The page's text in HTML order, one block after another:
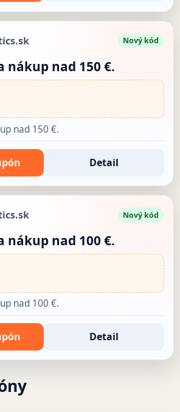
Nový kód
nákup nad 150 €.
nad 150 €.
Detail
Nový kód
nákup nad 100 €.
nad 100 €.
Detail